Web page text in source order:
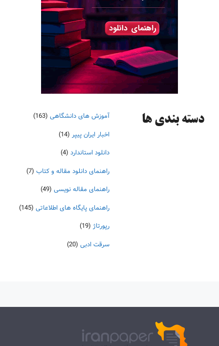
دسته‌ بندی ها آموزش های دانشگاهی (163)
اخبار ایران پیپر (14)
دانلود استاندارد (4)
راهنمای دانلود مقاله و کتاب (7)
راهنمای مقاله نویسی (49)
راهنمای پایگاه های اطلاعاتی (145)
رپورتاژ (19)
سرقت ادبی (20)